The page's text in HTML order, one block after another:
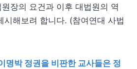
장의 요건과 이후 대법원의 역
시해보려 합니다. (참여연대 사법
명박 정권을 비판한 교사들은 정